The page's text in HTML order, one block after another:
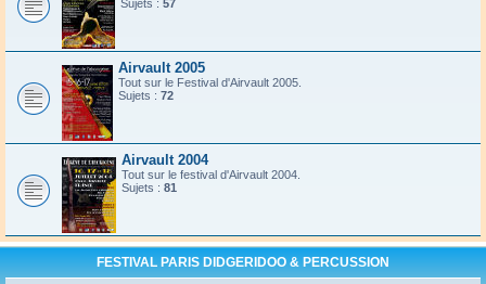
Sujets : 57
Airvault 2005
Tout sur le Festival d'Airvault 2005.
Sujets : 72
Airvault 2004
Tout sur le festival d'Airvault 2004.
Sujets : 81
FESTIVAL PARIS DIDGERIDOO & PERCUSSION